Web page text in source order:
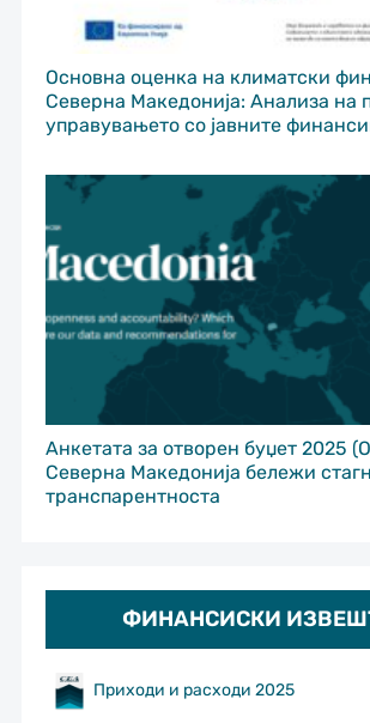
Основна оценка на климатски
Северна Македонија: Анализа на
управувањето со јавните
Анкетата за отворен буџет 2025
Северна Македонија бележи
транспарентноста
ФИНАНСИСКИ
Приходи и расходи 2025